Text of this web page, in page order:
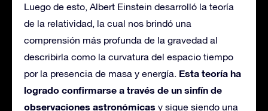
Luego de esto, Albert Einstein desarrolló la teoría
de la relatividad, la cual nos brindó una
comprensión más profunda de la gravedad al
describirla como la curvatura del espacio tiempo
por la presencia de masa y energía. Esta teoría ha
logrado confirmarse a través de un sinfín de
observaciones astronómicas y sigue siendo una